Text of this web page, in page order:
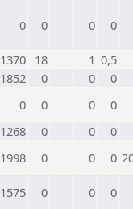
0 0 0 0
1370 18 1 0,5
1852 0 0
0
0 0 0
0
1268 0 0
0
1998 0 0 0
1575 0 0 0